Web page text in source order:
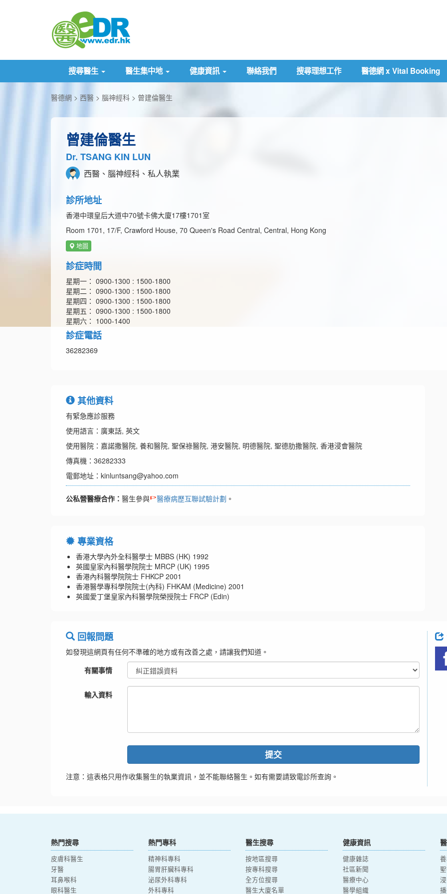
搜尋醫生 醫生集中地 健康資訊 聯絡我們 搜尋理想工作 醫德網 x Vital Booking
醫德網 西醫 腦神經科 曾建倫醫生
曾建倫醫生
Dr. TSANG KIN LUN
西醫、腦神經科、私人執業
診所地址
香港中環皇后大道中70號卡佛大廈17樓1701室
Room 1701, 17/F, Crawford House, 70 Queen's Road Central, Central, Hong Kong
地圖
診症時間
星期一： 0900-1300 : 1500-1800
星期二： 0900-1300 : 1500-1800
星期四： 0900-1300 : 1500-1800
星期五： 0900-1300 : 1500-1800
星期六： 1000-1400
診症電話
36282369
其他資料
有緊急應診服務
使用語言：廣東話, 英文
使用醫院：嘉諾撒醫院, 養和醫院, 聖保祿醫院, 港安醫院, 明德醫院, 聖德肋撒醫院, 香港浸會醫院
傳真機：36282333
電郵地址：kinluntsang@yahoo.com
公私營醫療合作： 醫生參與 醫療病歷互聯試驗計劃 。
專業資格
香港大學內外全科醫學士 MBBS (HK) 1992
英國皇家內科醫學院院士 MRCP (UK) 1995
香港內科醫學院院士 FHKCP 2001
香港醫學專科學院院士(內科) FHKAM (Medicine) 2001
英國愛丁堡皇家內科醫學院榮授院士 FRCP (Edin)
回報問題
如發現這網頁有任何不準確的地方或有改善之處，請讓我們知道。
有關事情
輸入資料
提交
注意：這表格只用作收集醫生的執業資訊，並不能聯絡醫生。如有需要請致電診所查詢。
熱門搜尋
皮膚科醫生
牙醫
耳鼻喉科
眼科醫生
熱門專科
精神科專科
腸胃肝臟科專科
泌尿外科專科
外科專科
醫生搜尋
按地區搜尋
按專科搜尋
全方位搜尋
醫生大廈名單
健康資訊
健康雜誌
社區新聞
醫療中心
醫學組織